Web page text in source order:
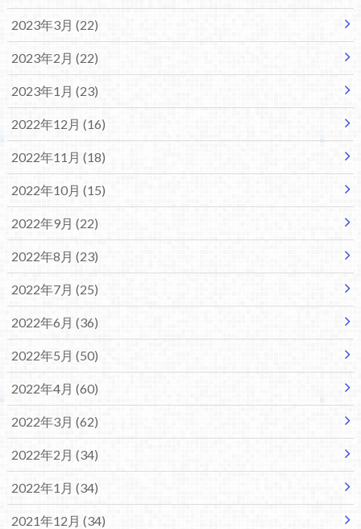
2023年3月 (22)
2023年2月 (22)
2023年1月 (23)
2022年12月 (16)
2022年11月 (18)
2022年10月 (15)
2022年9月 (22)
2022年8月 (23)
2022年7月 (25)
2022年6月 (36)
2022年5月 (50)
2022年4月 (60)
2022年3月 (62)
2022年2月 (34)
2022年1月 (34)
2021年12月 (34)